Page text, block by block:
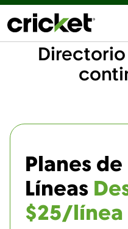
Planes
Líneas
$25/línea